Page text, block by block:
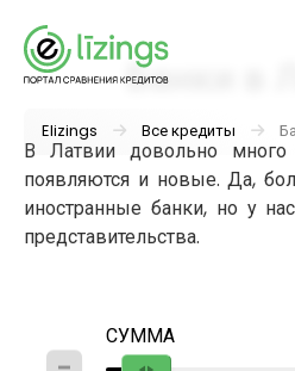
Elizings Все кредиты
Банки в
В Латвии довольно
появляются и новые. Да,
иностранные банки, но у
представительства.
СУММА